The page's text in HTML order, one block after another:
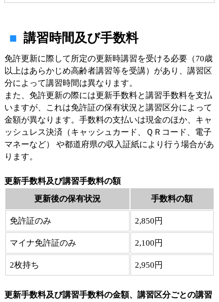
講習時間及び手数料
免許更新に際して所定の更新時講習を受ける必要（70歳
以上はあらかじめ高齢者講習等を受講）があり、講習区
分によって講習時間は異なります。
また、免許更新の際には更新手数料と講習手数料を支払
いますが、これは免許証の保有状況と講習区分によって
金額が異なります。手数料の支払いは現金のほか、キャ
ッシュレス決済（キャッシュカード、ＱＲコード、電子
マネーなど） や都道府県の収入証紙により行う場合があ
ります。
更新手数料及び講習手数料の額
更新後の保有状況
手数料の額
免許証のみ 2,850円
マイナ免許証のみ 2,100円
2枚持ち 2,950円
更新手数料及び講習手数料の金額、講習区分ごとの講習